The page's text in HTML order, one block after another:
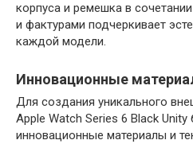
корпуса и ремешка в
и фактурами подчеркивает
каждой модели.
Инновационные
Для создания уникального
Apple Watch Series 6 Black
инновационные материалы и